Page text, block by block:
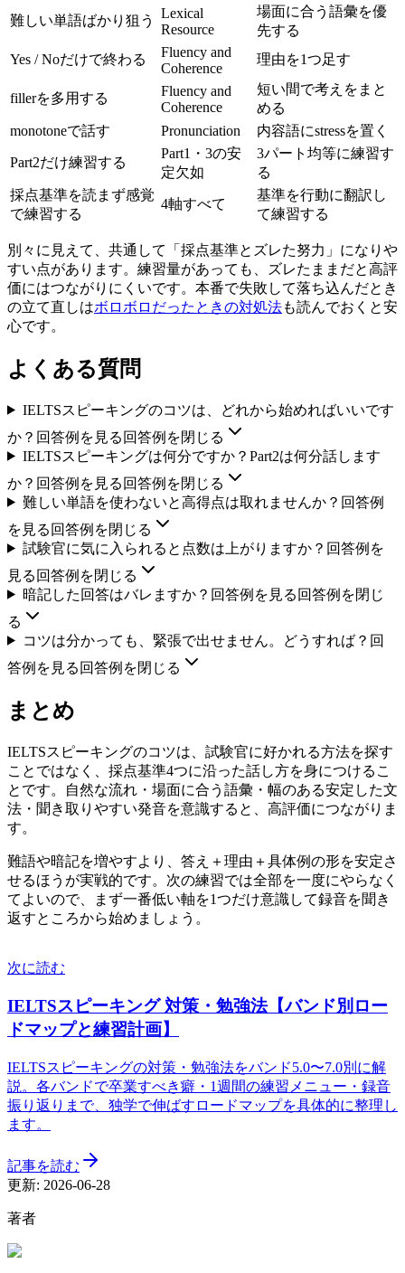
難しい単語ばかり狙う
Lexical
Resource
場面に合う語彙を優
先する
Yes / Noだけで終わる
Fluency and
Coherence
理由を1つ足す
fillerを多用する
Fluency and
Coherence
短い間で考えをまと
める
monotoneで話す
Pronunciation 内容語にstressを置く
Part2だけ練習する
Part1・3の安
定欠如
3パート均等に練習す
る
採点基準を読まず感覚
で練習する
4軸すべて
基準を行動に翻訳し
て練習する
別々に見えて、共通して「採点基準とズレた努力」になりや
すい点があります。練習量があっても、ズレたままだと高評
価にはつながりにくいです。本番で失敗して落ち込んだとき
の立て直しはボロボロだったときの対処法も読んでおくと安
心です。
よくある質問
IELTSスピーキングのコツは、どれから始めればいいです
か？ 回答例を見る 回答例を閉じる
IELTSスピーキングは何分ですか？Part2は何分話します
か？ 回答例を見る 回答例を閉じる
難しい単語を使わないと高得点は取れませんか？ 回答例
を見る 回答例を閉じる
試験官に気に入られると点数は上がりますか？ 回答例を
見る 回答例を閉じる
暗記した回答はバレますか？ 回答例を見る 回答例を閉じ
る
コツは分かっても、緊張で出せません。どうすれば？ 回
答例を見る 回答例を閉じる
まとめ
IELTSスピーキングのコツは、試験官に好かれる方法を探す
ことではなく、採点基準4つに沿った話し方を身につけるこ
とです。自然な流れ・場面に合う語彙・幅のある安定した文
法・聞き取りやすい発音を意識すると、高評価につながりま
す。
難語や暗記を増やすより、答え＋理由＋具体例の形を安定さ
せるほうが実戦的です。次の練習では全部を一度にやらなく
てよいので、まず一番低い軸を1つだけ意識して録音を聞き
返すところから始めましょう。
次に読む
IELTSスピーキング 対策・勉強法【バンド別ロー
ドマップと練習計画】
IELTSスピーキングの対策・勉強法をバンド5.0〜7.0別に解
説。各バンドで卒業すべき癖・1週間の練習メニュー・録音
振り返りまで、独学で伸ばすロードマップを具体的に整理し
ます。
記事を読む
更新: 2026-06-28
著者